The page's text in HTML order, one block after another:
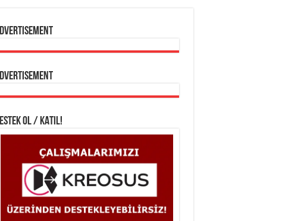
OL / KATIL!